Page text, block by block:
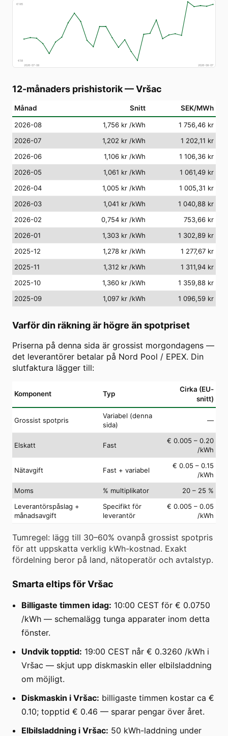
€185
€58
2026-07-08
2026-08-07
12-månaders prishistorik—Vršac
Månad Snitt SEK/MWh
2026-08 1,756 kr /kWh
1 756,46 kr
2026-07
1,202 kr /kWh
1 202,11 kr
2026-06
1,106 kr /kWh
1 106,36 kr
2026-05
1,061 kr /kWh
1 061,49 kr
2026-04
1,005 kr /kWh
1 005,31 kr
2026-03
1,041 kr /kWh
1 040,88 kr
2026-02
0,754 kr /kWh
753,66 kr
2026-01
1,303 kr /kWh
1 302,89 kr
2025-12
1,278 kr /kWh
1 277,67 kr
2025-11
1,312 kr /kWh
1 311,94 kr
2025-10
1,360 kr /kWh
1 359,88 kr
2025-09
1,097 kr /kWh 1 096,59 kr
Varför din räkning är högre än spotpriset
Priserna på denna sida är grossist morgondagens —
det leverantörer betalar på Nord Pool / EPEX. Din
slutfaktura lägger till:
Komponent Typ
Cirka (EU-
snitt)
Grossist spotpris
Variabel (denna
sida)
—
Elskatt Fast
€ 0.005 – 0.20
/kWh
Nätavgift Fast + variabel
€ 0.05 – 0.15
/kWh
Moms
% multiplikator
20 – 25 %
Leverantörspåslag +
månadsavgift
Specifikt för
leverantör
€ 0.005 – 0.05
/kWh
Tumregel: lägg till 30–60% ovanpå grossist spotpris
för att uppskatta verklig kWh-kostnad. Exakt
fördelning beror på land, nätoperatör och avtalstyp.
Smarta eltips för Vršac
Billigaste timmen idag: 10:00 CEST för € 0.0750
/kWh — schemalägg tunga apparater inom detta
fönster.
Undvik topptid: 19:00 CEST når € 0.3260 /kWh i
Vršac — skjut upp diskmaskin eller elbilsladdning
om möjligt.
Diskmaskin i Vršac: billigaste timmen kostar ca €
0.10; topptid € 0.46 — sparar pengar över året.
Elbilsladdning i Vršac: 50 kWh-laddning under